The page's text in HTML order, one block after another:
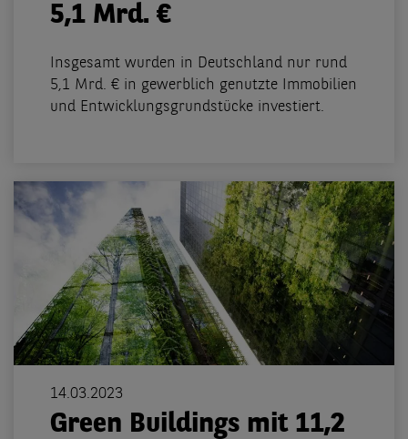
5,1 Mrd. €
Insgesamt wurden in Deutschland nur rund
5,1 Mrd. € in gewerblich genutzte Immobilien
und Entwicklungsgrundstücke investiert.
14.03.2023
Green Buildings mit 11,2